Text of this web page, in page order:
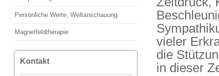
Persönliche Werte, Weltanschauung
Magnetfeldtherapie
Kontakt
vieler
die
in dieser